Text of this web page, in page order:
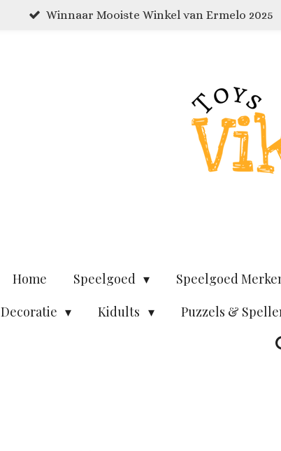
Winnaar Mooiste Winkel van Ermelo 2025
Home Speelgoed Speelgoed
Decoratie
Kidults Puzzels &